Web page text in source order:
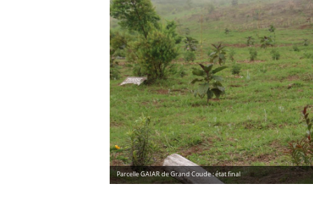
Parcelle GAIAR de Grand Coude : état final